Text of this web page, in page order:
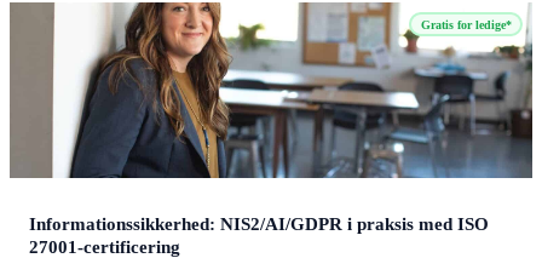
Gratis for ledige*
Informationssikkerhed: NIS2/AI/GDPR i praksis med ISO
27001-certificering